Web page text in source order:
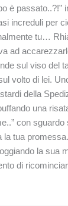
è passato..?!”
increduli per
tu…
ad
sul viso del
volto di lei.
della
una
con sguardo
la tua
la sua
di